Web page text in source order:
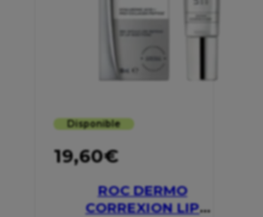
Disponible
19,60€
ROC DERMO
CORREXION LIP